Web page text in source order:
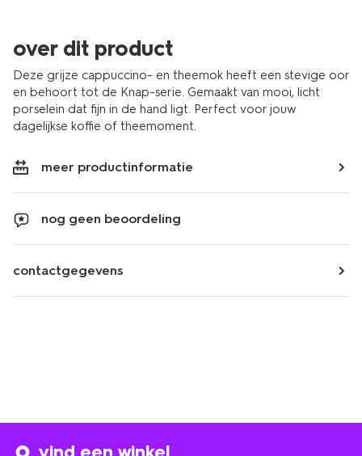
over dit product
Deze grijze cappuccino- en theemok heeft een stevige oor
en behoort tot de Knap-serie. Gemaakt van mooi, licht
porselein dat fijn in de hand ligt. Perfect voor jouw
dagelijkse koffie of theemoment.
meer productinformatie
nog geen beoordeling
contactgegevens